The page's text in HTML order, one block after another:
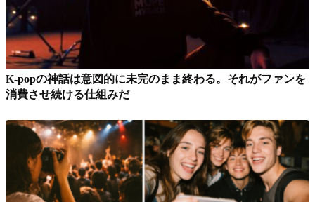
K-popの神話は意図的に未完のまま終わる。それがファンを
消費させ続ける仕組みだ